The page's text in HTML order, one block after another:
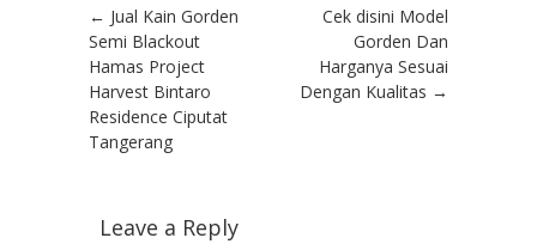
Post navigation
← Jual Kain Gorden
Semi Blackout
Hamas Project
Harvest Bintaro
Residence Ciputat
Tangerang
Cek disini Model
Gorden Dan
Harganya Sesuai
Dengan Kualitas →
Leave a Reply